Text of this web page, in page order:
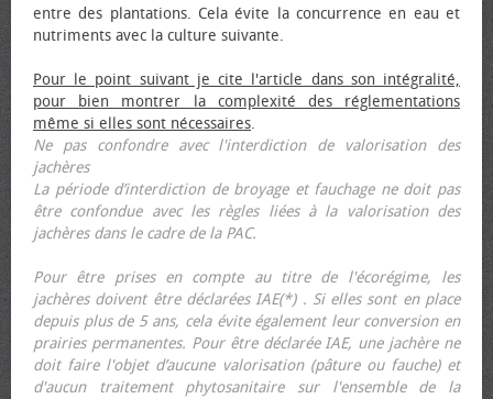
entre des plantations. Cela évite la concurrence en eau et
nutriments avec la culture suivante.
Pour le point suivant je cite l'article dans son intégralité,
pour bien montrer la complexité des réglementations
même si elles sont nécessaires.
Ne pas confondre avec l'interdiction de valorisation des
jachères
La période d’interdiction de broyage et fauchage ne doit pas
être confondue avec les règles liées à la valorisation des
jachères dans le cadre de la PAC.
Pour être prises en compte au titre de l'écorégime, les
jachères doivent être déclarées IAE(*) . Si elles sont en place
depuis plus de 5 ans, cela évite également leur conversion en
prairies permanentes. Pour être déclarée IAE, une jachère ne
doit faire l'objet d’aucune valorisation (pâture ou fauche) et
d'aucun traitement phytosanitaire sur l'ensemble de la